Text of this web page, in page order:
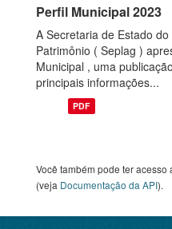
Perfil Municipal 2023
A Secretaria de Estado
Patrimônio ( Seplag )
Municipal , uma
principais informações...
PDF
Você também pode ter
(veja Documentação da API).